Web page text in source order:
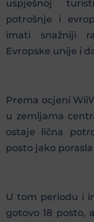
uspješnoj
potrošnje i
imati snažniji
Evropske unije i
Prema ocjeni
u zemljama
ostaje lična
posto jako
U tom periodu i
gotovo 18 posto,